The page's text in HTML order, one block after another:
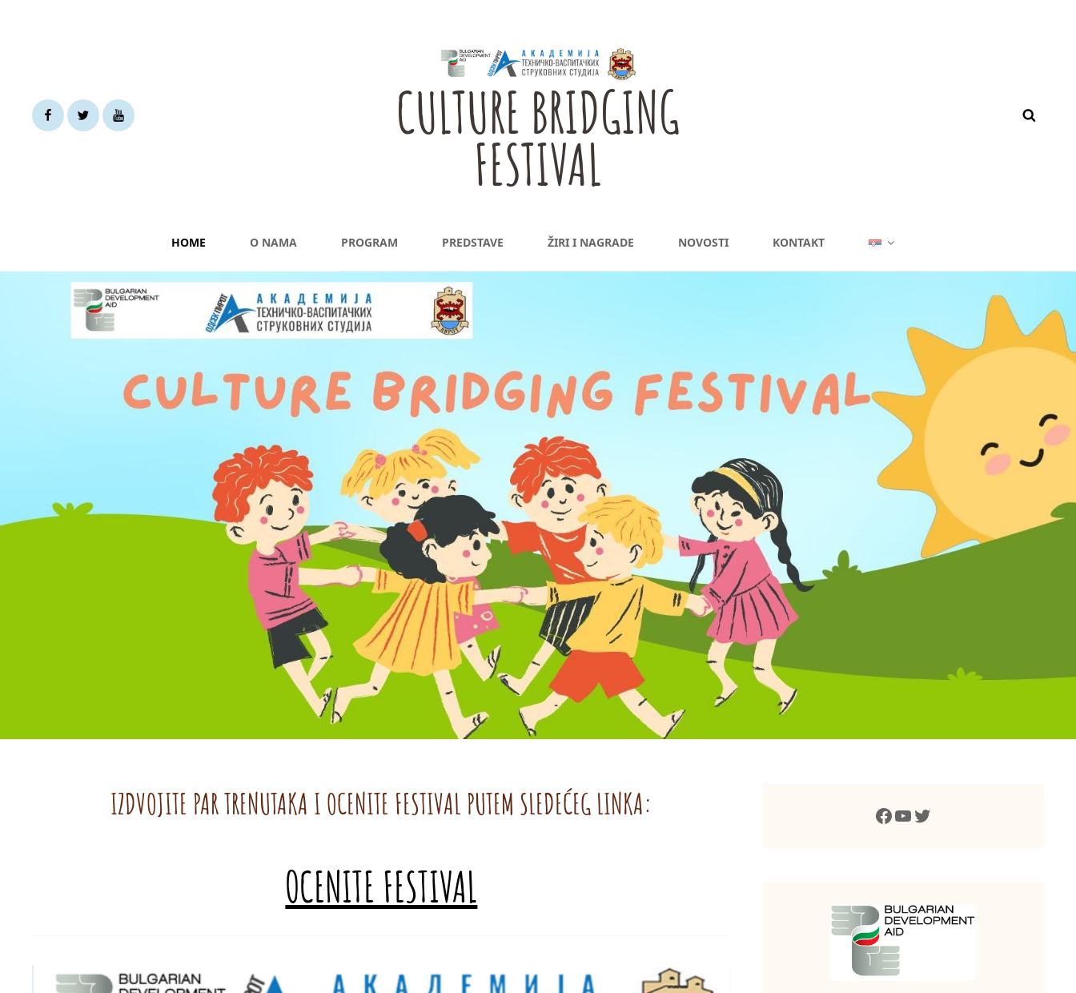
FacebookTwiterYou
tube
CULTURE BRIDGING
FESTIVAL
HOME O NAMA PROGRAM PREDSTAVE ŽIRI I NAGRADE NOVOSTI KONTAKT
IZDVOJITE PAR TRENUTAKA I OCENITE FESTIVAL PUTEM SLEDEĆEG LINKA:
OCENITE FESTIVAL
Facebook
YouTube
Twitter